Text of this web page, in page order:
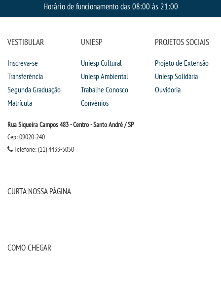
DESTAQUES
UNIESP NEWS
BLOG CONEXÃO UNIESP
LOGIN
WEBMAIL
PORTAL DE ALUNOS
Horário de funcionamento das 08:00 às 21:00
VESTIBULAR
Inscreva-se
Transferência
Segunda Graduação
Matrícula
UNIESP
Uniesp Cultural
Uniesp Ambiental
Trabalhe Conosco
Convênios
PROJETOS SOCIAIS
Projeto de Extensão
Uniesp Solidária
Ouvidoria
Rua Siqueira Campos 483 - Centro - Santo André / SP
Cep: 09020-240
Telefone: (11) 4433-5050
CURTA NOSSA PÁGINA
COMO CHEGAR